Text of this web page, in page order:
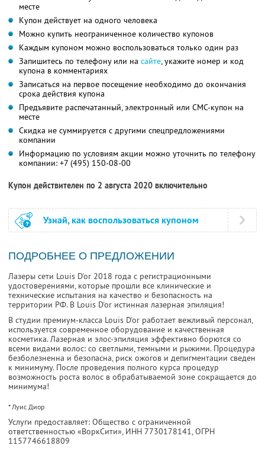
месте
Купон действует на одного человека
Можно купить неограниченное количество купонов
Каждым купоном можно воспользоваться только один раз
Запишитесь по телефону или на сайте, укажите номер и код
купона в комментариях
Записаться на первое посещение необходимо до окончания
срока действия купона
Предъявите распечатанный, электронный или СМС-купон на
месте
Скидка не суммируется с другими спецпредложениями
компании
Информацию по условиям акции можно уточнить по телефону
компании: +7 (495) 150-08-00
Купон действителен по 2 августа 2020 включительно
Узнай, как воспользоваться купоном
ПОДРОБНЕЕ О ПРЕДЛОЖЕНИИ
Лазеры сети Louis D'or 2018 года с регистрационными
удостоверениями, которые прошли все клинические и
технические испытания на качество и безопасность на
территории РФ. В Louis D'or истинная лазерная эпиляция!
В студии премиум-класса Louis D'or работает вежливый персонал,
используется современное оборудование и качественная
косметика. Лазерная и элос-эпиляция эффективно борются со
всеми видами волос: со светлыми, темными и рыжими. Процедура
безболезненна и безопасна, риск ожогов и депигментации сведен
к минимуму. После проведения полного курса процедур
возможность роста волос в обрабатываемой зоне сокращается до
минимума!
* Луис Диор
Услуги предоставляет: Общество с ограниченной
ответственностью «ВоркСити», ИНН 7730178141, ОГРН
1157746618809